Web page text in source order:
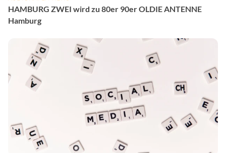
HAMBURG ZWEI wird zu 80er 90er OLDIE ANTENNE
Hamburg